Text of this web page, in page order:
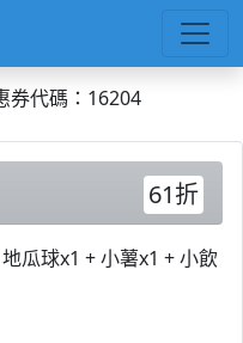
券代碼：16204
61折
瓜球x1 + 小薯x1 + 小飲